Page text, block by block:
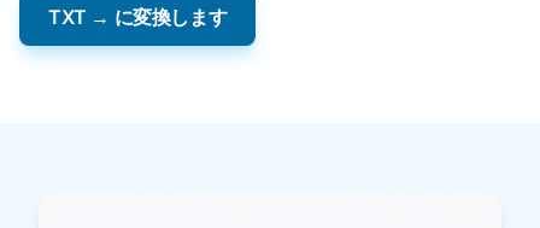
TXT → に変換します